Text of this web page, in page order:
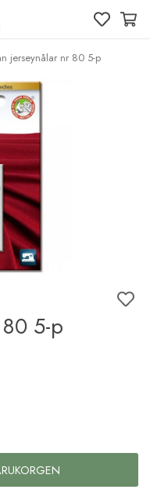
jerseynålar nr 80 5-p
5-p